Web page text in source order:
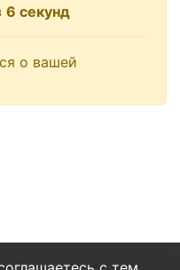
6 секунд
о вашей